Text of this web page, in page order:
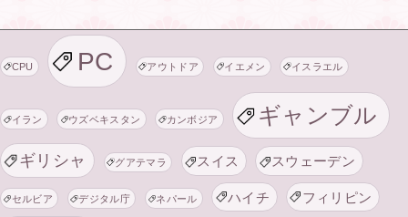
CPU PC アウトドア イエメン イスラエル
イラン ウズベキスタン カンボジア ギャンブル
ギリシャ グアテマラ スイス スウェーデン
セルビア デジタル庁 ネパール ハイチ フィリピン